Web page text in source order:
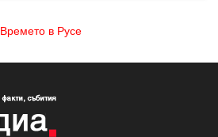
Времето в Русе